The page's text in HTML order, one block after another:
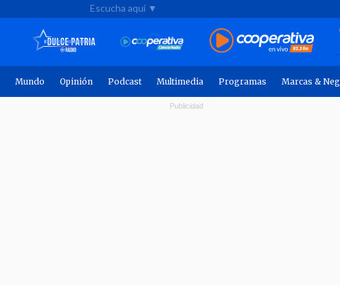
Escucha aquí ▼
Mundo Opinión Podcast Multimedia Programas Marcas &